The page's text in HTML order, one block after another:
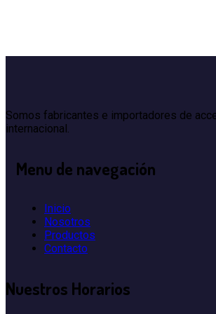
Somos fabricantes e importadores de
internacional.
Menu de navegación
Inicio
Nosotros
Productos
Contacto
Nuestros Horarios